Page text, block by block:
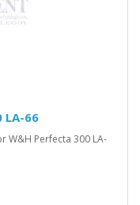
66
Perfecta 300 LA-